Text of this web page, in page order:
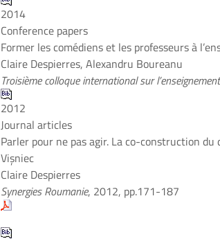
2014
Conference papers
Former les comédiens et les professeurs à
Claire Despierres, Alexandru Boureanu
Troisième colloque international sur
2012
Journal articles
Parler pour ne pas agir. La co-construction
Vişniec
Claire Despierres
Synergies Roumanie, 2012, pp.171-187